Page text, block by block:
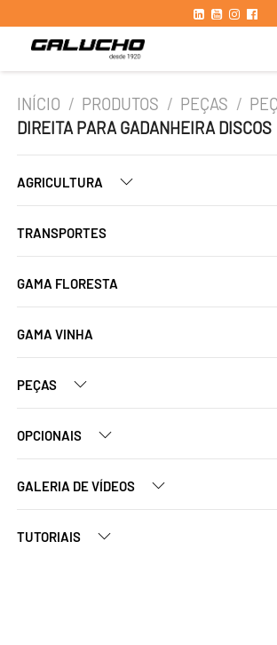
INÍCIO / PRODUTOS / PEÇAS /
DIREITA PARA GADANHEIRA DISCOS
AGRICULTURA
TRANSPORTES
GAMA FLORESTA
GAMA VINHA
PEÇAS
OPCIONAIS
GALERIA DE VÍDEOS
TUTORIAIS